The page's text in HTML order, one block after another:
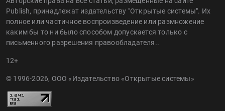
Publish, принадлежат издательству "Открытые системы". Их
полное или частичное воспроизведение или размножение
каким бы то ни было способом допускается только с
письменного разрешения правообладателя..
12+
© 1996-2026, ООО «Издательство «Открытые системы»